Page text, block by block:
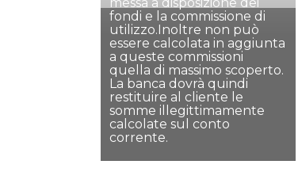
fondi e la commissione di
utilizzo.Inoltre non può
essere calcolata in aggiunta
a queste commissioni
quella di massimo scoperto.
La banca dovrà quindi
restituire al cliente le
somme illegittimamente
calcolate sul conto
corrente.